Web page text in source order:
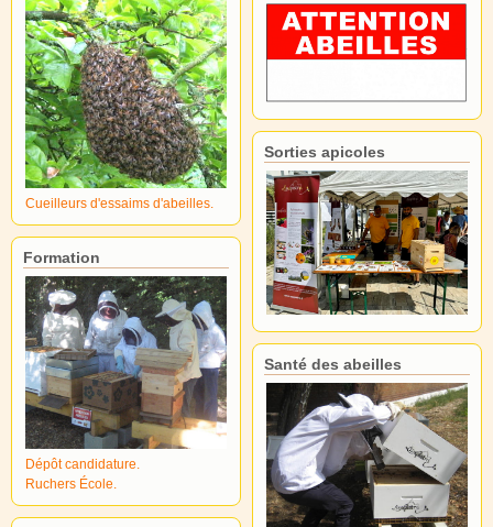
Cueilleurs d'essaims d'abeilles.
Formation
Dépôt candidature.
Ruchers École.
Sorties apicoles
Santé des abeilles